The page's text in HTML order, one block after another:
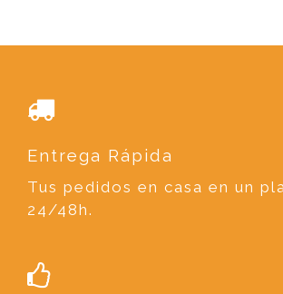
Entrega Rápida
Tus pedidos en casa en un
24/48h.